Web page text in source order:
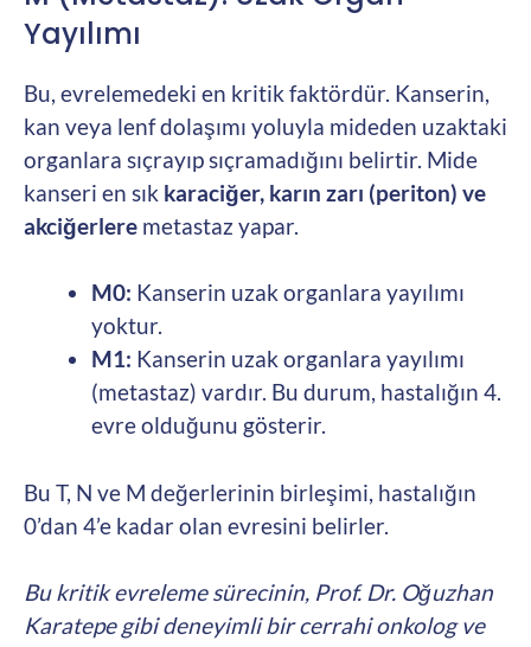
Yayılımı
Bu, evrelemedeki en kritik faktördür. Kanserin,
kan veya lenf dolaşımı yoluyla mideden uzaktaki
organlara sıçrayıp sıçramadığını belirtir. Mide
kanseri en sık karaciğer, karın zarı (periton) ve
akciğerlere metastaz yapar.
M0: Kanserin uzak organlara yayılımı
yoktur.
M1: Kanserin uzak organlara yayılımı
(metastaz) vardır. Bu durum, hastalığın 4.
evre olduğunu gösterir.
Bu T, N ve M değerlerinin birleşimi, hastalığın
0’dan 4’e kadar olan evresini belirler.
Bu kritik evreleme sürecinin, Prof. Dr. Oğuzhan
Karatepe gibi deneyimli bir cerrahi onkolog ve